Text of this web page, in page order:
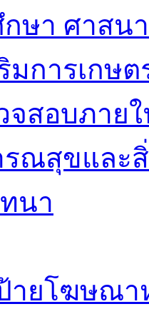
กษา ศาสน
มการเกษต
จสอบภาย
รณสุขและ
นา
ป้ายโฆษณ